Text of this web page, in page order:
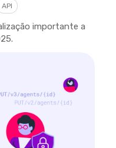
API
importante a